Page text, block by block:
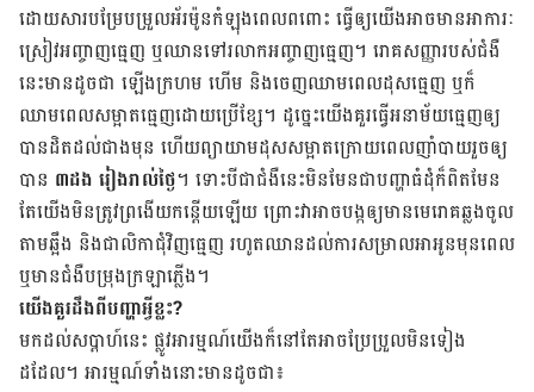
ដោយ​សារ​បម្រែ​បម្រួល​អ័រម៉ូន​កំឡុង​ពេល​ពពោះ ធ្វើ​ឲ្យ​យើង​អាច​មាន​អាការៈ​
ស្រៀវអញ្ចាញ​ធ្មេញ ឬ​ឈាន​ទៅ​រលាក​អញ្ចាញ​ធ្មេញ​។ រោគ​សញ្ញា​របស់​ជំងឺ​
នេះ​មាន​ដូច​ជា ឡើង​ក្រហម ហើម និង​ចេញ​ឈាម​ពេល​ដុស​ធ្មេញ ឬ​ក៏​
ឈាម​ពេល​​សម្អាត​ធ្មេញ​ដោយ​ប្រើខ្សែ។ ដូច្នេះ​យើង​គួរ​ធ្វើ​អនាម័យ​ធ្មេញ​​ឲ្យ​
បាន​ដិត​ដល់​ជាង​មុន ហើយ​ព្យាយាម​ដុស​សម្អាត​ក្រោយ​ពេល​ញាំ​បាយ​រួច​ឲ្យ​
បាន ៣ដង រៀង​រាល់​ថ្ងៃ។ ទោះ​បី​ជា​ជំងឺ​នេះ​មិន​មែន​ជា​បញ្ហា​ធំ​ដុំ​ក៏​ពិត​មែន
តែ​យើង​មិន​ត្រូវ​ព្រងើយ​កន្តើយ​ឡើយ ព្រោះ​វា​អាច​បង្ក​ឲ្យ​មាន​មេរោគ​ឆ្លង​ចូល​
តាម​ឆ្អឹង និង​ជាលិកា​ជុំវិញ​ធ្មេញ រហូត​ឈាន​ដល់​ការ​សម្រាល​អាអូន​មុន​ពេល
ឬ​មាន​ជំងឺ​បម្រុង​ក្រឡា​ភ្លើង។
យើងគួរដឹងពីបញ្ហាអ្វីខ្លះ?
មក​ដល់​សប្តាហ៍​នេះ ផ្លូវ​អារម្មណ៍​យើង​ក៏​នៅ​តែ​អាច​ប្រែប្រួល​មិន​ទៀង​
ដដែល។ អារម្មណ៍​ទាំង​នោះមាន​ដូច​ជា៖